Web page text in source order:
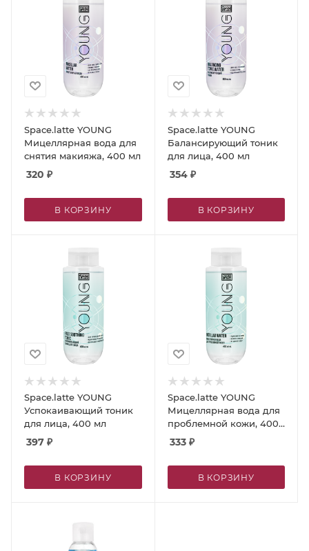
Space.latte YOUNG
Мицеллярная вода для
снятия макияжа, 400 мл
320 ₽
В КОРЗИНУ
Space.latte YOUNG
Балансирующий тоник
для лица, 400 мл
354₽
В КОРЗИНУ
Space.latte YOUNG
Успокаивающий тоник
для лица, 400 мл
397 ₽
В КОРЗИНУ
Space.latte YOUNG
Мицеллярная вода для
проблемной кожи, 400
мл
333₽
В КОРЗИНУ